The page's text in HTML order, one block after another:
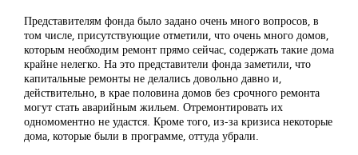
Представителям фонда было задано очень много вопросов, в
том числе, присутствующие отметили, что очень много домов,
которым необходим ремонт прямо сейчас, содержать такие дома
крайне нелегко. На это представители фонда заметили, что
капитальные ремонты не делались довольно давно и,
действительно, в крае половина домов без срочного ремонта
могут стать аварийным жильем. Отремонтировать их
одномоментно не удастся. Кроме того, из-за кризиса некоторые
дома, которые были в программе, оттуда убрали.